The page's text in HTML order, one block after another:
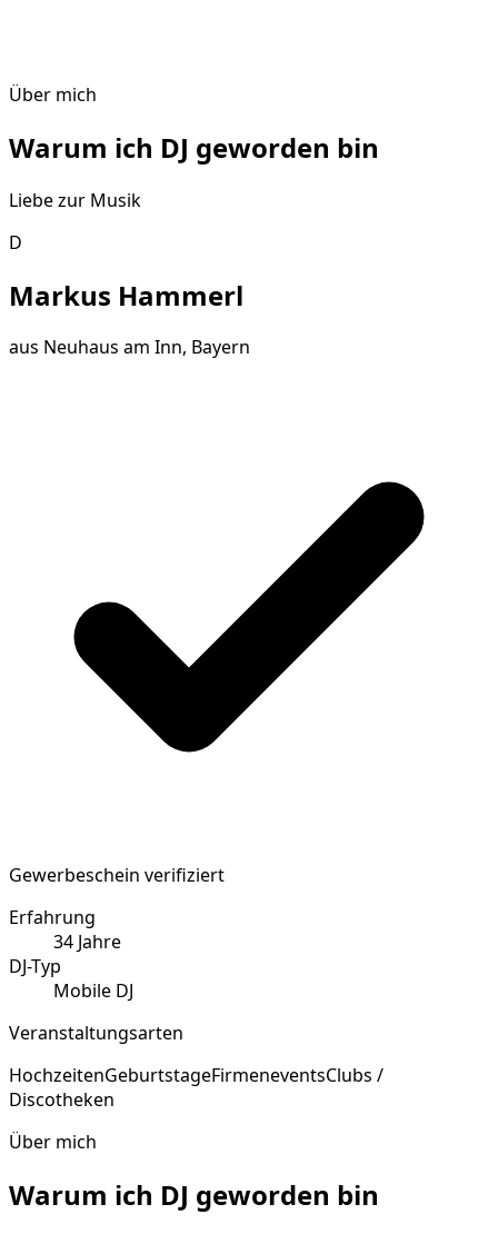
Über mich
Warum ich DJ geworden bin
Liebe zur Musik
D
Markus Hammerl
aus Neuhaus am Inn, Bayern
Gewerbeschein verifiziert
Erfahrung
34 Jahre
DJ-Typ
Mobile DJ
Veranstaltungsarten
HochzeitenGeburtstageFirmeneventsClubs /
Discotheken
Über mich
Warum ich DJ geworden bin